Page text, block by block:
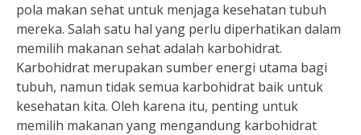
pola makan sehat untuk menjaga kesehatan tubuh
mereka. Salah satu hal yang perlu diperhatikan dalam
memilih makanan sehat adalah karbohidrat.
Karbohidrat merupakan sumber energi utama bagi
tubuh, namun tidak semua karbohidrat baik untuk
kesehatan kita. Oleh karena itu, penting untuk
memilih makanan yang mengandung karbohidrat